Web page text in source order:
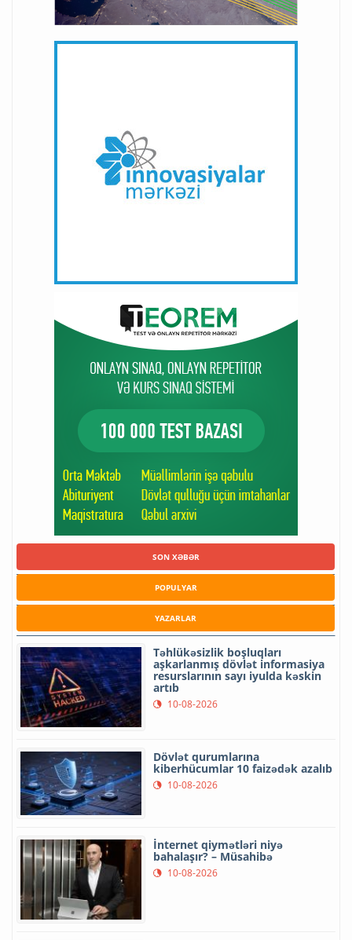
SON XƏBƏR
POPULYAR
YAZARLAR
Təhlükəsizlik boşluqları
aşkarlanmış dövlət informasiya
resurslarının sayı iyulda kəskin
artıb
10-08-2026
Dövlət qurumlarına
kiberhücumlar 10 faizədək azalıb
10-08-2026
İnternet qiymətləri niyə
bahalaşır? – Müsahibə
10-08-2026